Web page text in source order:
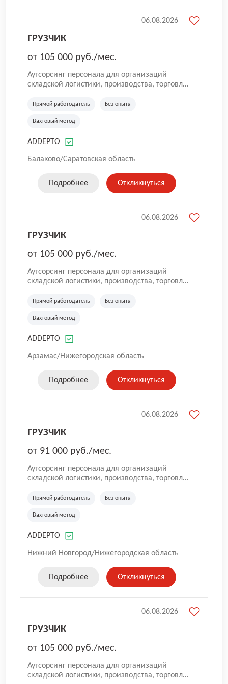
ГРУЗЧИК
от 105 000 руб./мес.
Аутсорсинг персонала для организаций
складской логистики, производства, торговли
услуги по предоставлению персонала в
рынке с 2016 года. Самая главная цель для
без опыта, грузчики, комплектовщики,
работа с проживанием, сотрудник склада,
сотрудник магазина, работник склада, работа
для мужчин, работа для женщин.
Прямой работодатель Без опыта
Вахтовый метод
ADDEPTO
Балаково/Саратовская область
06.08.2026
Подробнее Откликнуться
ГРУЗЧИК
от 105 000 руб./мес.
Аутсорсинг персонала для организаций
складской логистики, производства, торговли
услуги по предоставлению персонала в
рынке с 2016 года. Самая главная цель для
без опыта, грузчики, комплектовщики,
работа с проживанием, сотрудник склада,
сотрудник магазина, работник склада, работа
для мужчин, работа для женщин.
Прямой работодатель Без опыта
Вахтовый метод
ADDEPTO
Арзамас/Нижегородская область
06.08.2026
Подробнее Откликнуться
ГРУЗЧИК
от 91 000 руб./мес.
Аутсорсинг персонала для организаций
складской логистики, производства, торговли
услуги по предоставлению персонала в
рынке с 2016 года. Самая главная цель для
без опыта, грузчики, комплектовщики,
работа с проживанием, сотрудник склада,
сотрудник магазина, работник склада, работа
для мужчин, работа для женщин.
Прямой работодатель Без опыта
Вахтовый метод
ADDEPTO
Нижний Новгород/Нижегородская область
06.08.2026
Подробнее Откликнуться
ГРУЗЧИК
от 105 000 руб./мес.
Аутсорсинг персонала для организаций
складской логистики, производства, торговли
06.08.2026